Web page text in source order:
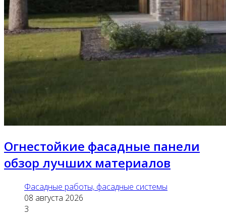
Огнестойкие фасадные панели
обзор лучших материалов
Фасадные работы, фасадные системы
08 августа 2026
3